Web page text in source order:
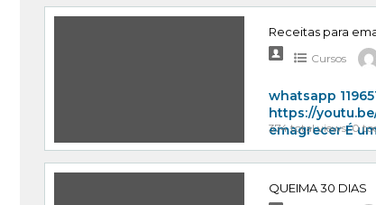
Receitas para
Cursos
whatsapp
https://
emagrecer É
374 total views, 0
QUEIMA 30 DIAS